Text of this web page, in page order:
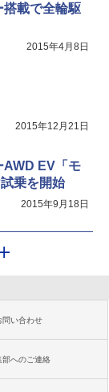
搭載で全輪駆
2015年4月8日
2015年12月21日
AWD EV「モ
乗を開始
2015年9月18日
問い合わせ
部へのご連絡